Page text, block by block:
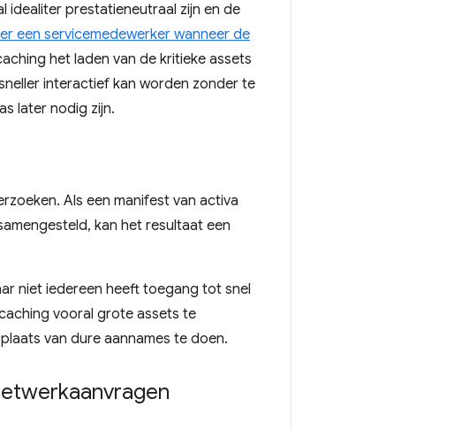
idealiter prestatieneutraal zijn en de
een servicemedewerker wanneer de
het laden van de kritieke assets
interactief kan worden zonder te
later nodig zijn.
Als een manifest van activa
kan het resultaat een
niet iedereen heeft toegang tot snel
vooral grote assets te
van dure aannames te doen.